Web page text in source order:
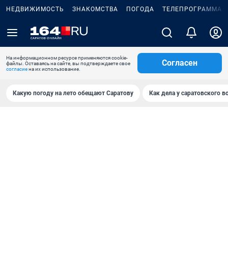
НЕДВИЖИМОСТЬ ЗНАКОМСТВА ПОГОДА ТЕЛЕПРОГРАММА
На информационном ресурсе применяются cookie-
файлы. Оставаясь на сайте, вы подтверждаете свое
согласиена их использование.
Согласен
Какую погоду на лето обещают Саратову Как дела у саратовского